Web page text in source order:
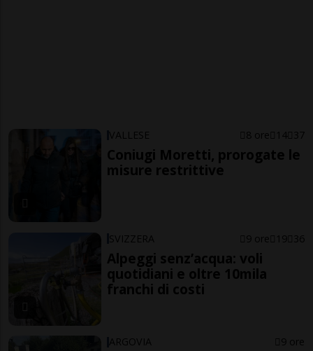
VALLESE 8 ore 14 37
Coniugi Moretti, prorogate le
misure restrittive
SVIZZERA 9 ore 19 36
Alpeggi senz’acqua: voli
quotidiani e oltre 10mila
franchi di costi
ARGOVIA 9 ore